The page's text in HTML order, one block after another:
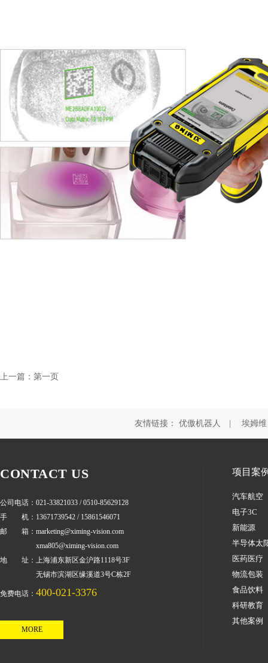
上一篇：第一页
友情链接： 优傲机器人 埃姆维
CONTACT US
公司电话：021-33821033 / 0510-85629128
手 机：13671739542 / 15861546071
邮 箱：marketing@ximing-vision.com
xma805@ximing-vision.com
地 址：上海浦东新区金沪路1118号3F
无锡市滨湖区缘溪道3号C栋2F
免费电话： 400-021-3376
MORE
项目案
汽车航空
电子3C
新能源
半导体太
医药医疗
物流包装
食品饮料
科研教育
其他案例